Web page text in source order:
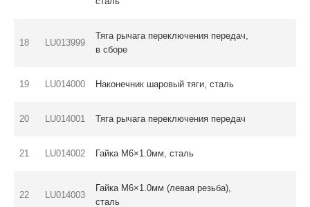
18 LU013999
Тяга рычага переключения передач,
в сборе
19 LU014000 Наконечник шаровый тяги, сталь
20 LU014001 Тяга рычага переключения передач
21 LU014002 Гайка M6×1.0мм, сталь
22 LU014003
Гайка M6×1.0мм (левая резьба),
сталь